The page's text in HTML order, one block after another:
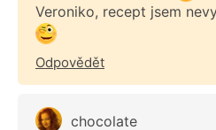
Veroniko, recept jsem
Odpovědět
chocolate